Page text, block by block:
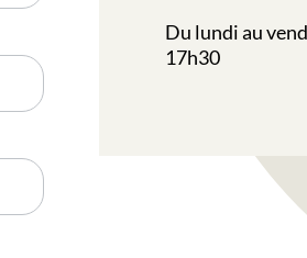
Du lundi au
17h30